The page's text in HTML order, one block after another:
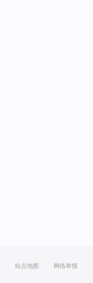
站点地图 网络举报